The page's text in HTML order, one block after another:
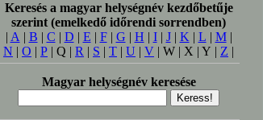
Keresés a magyar helységnév kezdőbetűje
szerint (emelkedő időrendi sorrendben)
| A | B | C | D | E | F| G | H | I| J| K | L | M|
N | O | P | Q | R | S | T | U | V | W | X | Y | Z |
Magyar helységnév keresése